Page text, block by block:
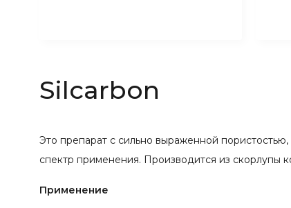
Silcarbon
Это препарат с сильно выраженной
спектр применения. Производится из скорлупы
Применение